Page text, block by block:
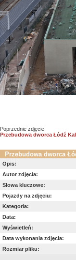
Poprzednie zdjęcie:
Przebudowa dworca Łódź Kaliska:
Przebudowa dworca
Opis:
Autor zdjęcia:
Słowa kluczowe:
Pojazdy na zdjęciu:
Kategoria:
Data:
Wyświetleń:
Data wykonania zdjęcia:
Rozmiar pliku: